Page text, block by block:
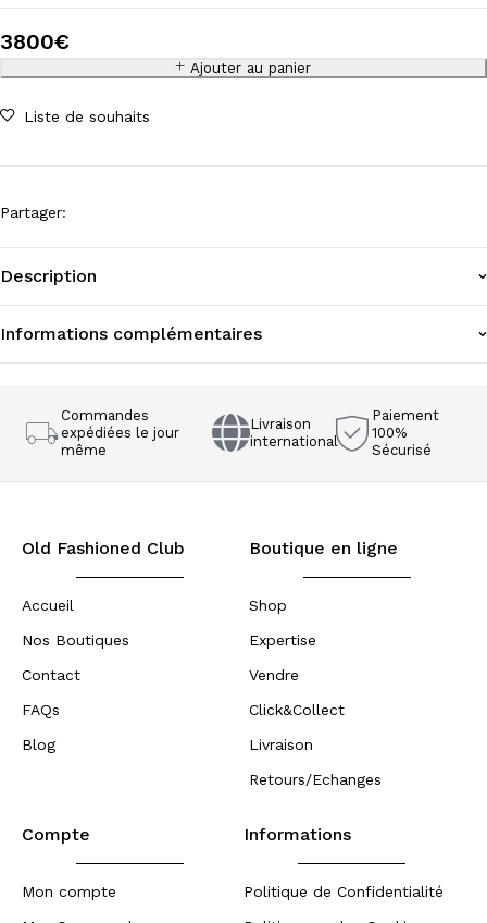
3800€
Ajouter au panier
Liste de souhaits
Partager:
Description
Informations complémentaires
Commandes
expédiées le jour
même
Livraison
international
Paiement
100%
Sécurisé
Old Fashioned Club
Accueil
Nos Boutiques
Contact
FAQs
Blog
Boutique en ligne
Shop
Expertise
Vendre
Click&Collect
Livraison
Retours/Echanges
Compte
Mon compte
Informations
Politique de Confidentialité